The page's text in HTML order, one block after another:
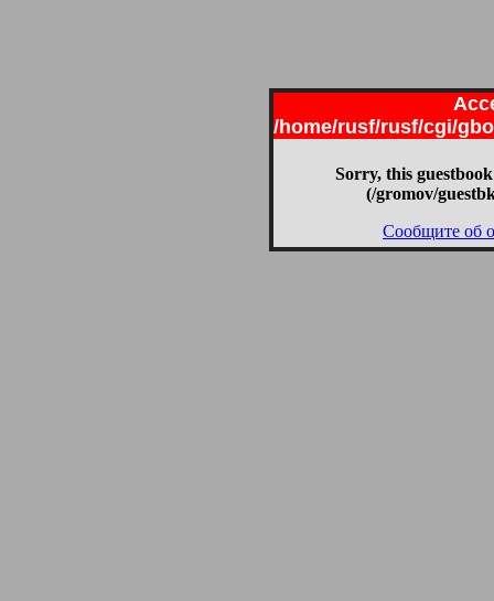
/home/rusf/rusf/cgi/
Sorry, this
(/gromov/
Сообщите об